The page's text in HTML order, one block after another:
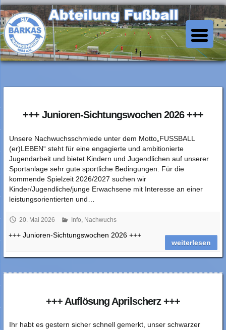
Skip
to
content
SV Barkas Abt. Fussball
+++ Junioren-Sichtungswochen 2026 +++
Unsere Nachwuchsschmiede unter dem Motto„FUSSBALL
(er)LEBEN“ steht für eine engagierte und ambitionierte
Jugendarbeit und bietet Kindern und Jugendlichen auf unserer
Sportanlage sehr gute sportliche Bedingungen. Für die
kommende Spielzeit 2026/2027 suchen wir
Kinder/Jugendliche/junge Erwachsene mit Interesse an einer
leistungsorientierten und…
20. Mai 2026 Info Nachwuchs
+++ Junioren-Sichtungswochen 2026 +++
weiterlesen
+++ Auflösung Aprilscherz +++
Ihr habt es gestern sicher schnell gemerkt, unser schwarzer